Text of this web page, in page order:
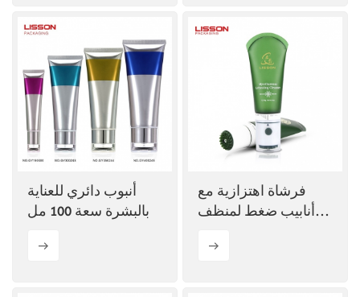
أنبوب دائري للعناية
بالبشرة سعة 100 مل
الأكريليك للشامبو
فرشاة اهتزازية مع
أنابيب ضغط لمنظف